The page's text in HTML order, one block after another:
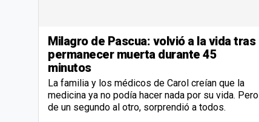
Milagro de Pascua: volvió a la vida tras
permanecer muerta durante 45
minutos
La familia y los médicos de Carol creían que la
medicina ya no podía hacer nada por su vida. Pero
de un segundo al otro, sorprendió a todos.